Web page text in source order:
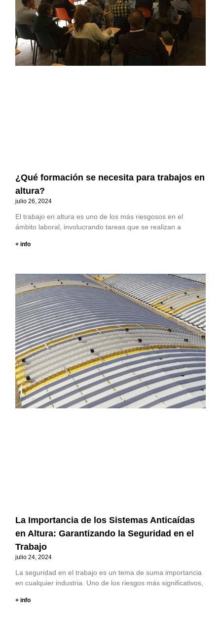
¿Qué formación se necesita para trabajos en
altura?
julio 26, 2024
El trabajo en altura es uno de los más riesgosos en el
ámbito laboral, involucrando tareas que se realizan a
+ info
La Importancia de los Sistemas Anticaídas
en Altura: Garantizando la Seguridad en el
Trabajo
julio 24, 2024
La seguridad en el trabajo es un tema de suma importancia
en cualquier industria. Uno de los riesgos más significativos,
+ info